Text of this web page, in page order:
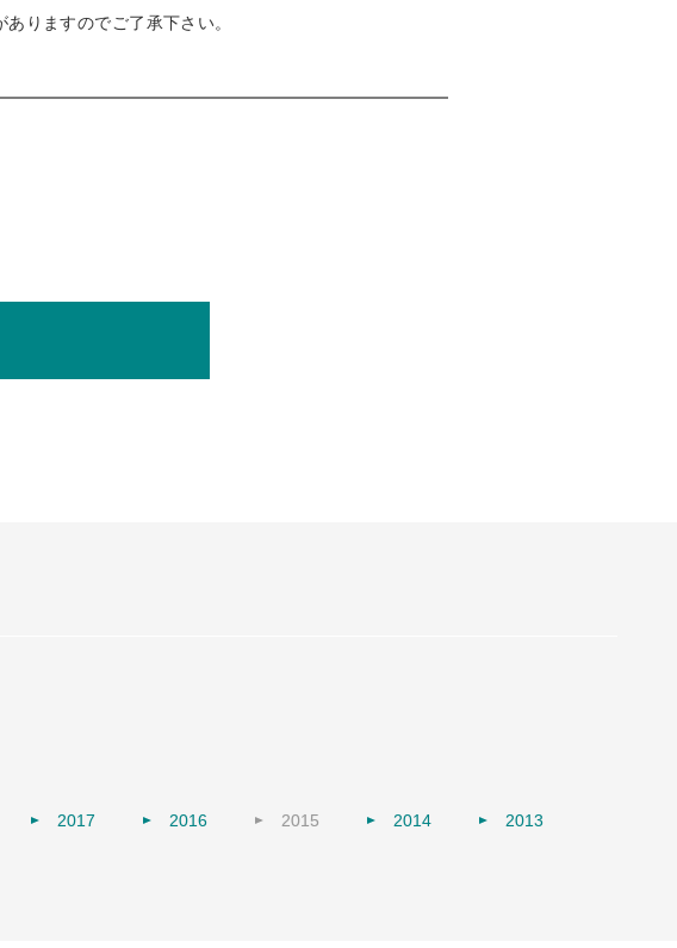
りますのでご了承下さい。
2017 2016 2015 2014 2013